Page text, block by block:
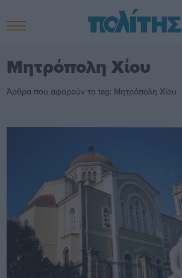
Μητρόπολη Χίου
Άρθρα που αφορούν το tag: Μητρόπολη Χίου